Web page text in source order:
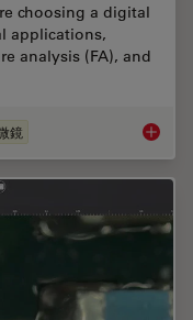
choosing a digital
applications,
analysis (FA), and
鏡 Digital